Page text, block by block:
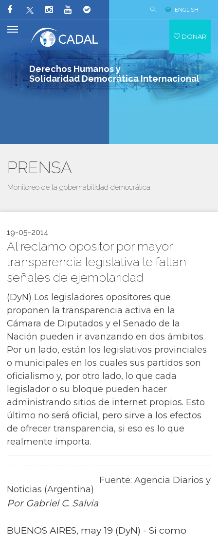
Derechos Humanos y
Solidaridad Democrática Internacional
ENGLISH
DONAR
PRENSA
Monitoreo de la gobernabilidad democrática
19-05-2014
Al reclamo opositor por mayor
transparencia legislativa le faltan
señales de ejemplaridad
(DyN) Los legisladores opositores que
proponen la transparencia activa en la
Cámara de Diputados y el Senado de la
Nación pueden ir avanzando en dos ámbitos.
Por un lado, están los legislativos provinciales
o municipales en los cuales sus partidos son
oficialismo y, por otro lado, lo que cada
legislador o su bloque pueden hacer
administrando sitios de internet propios. Esto
último no será oficial, pero sirve a los efectos
de ofrecer transparencia, si eso es lo que
realmente importa.
Fuente: Agencia Diarios y
Noticias (Argentina)
Por Gabriel C. Salvia
BUENOS AIRES, may 19 (DyN) - Si como